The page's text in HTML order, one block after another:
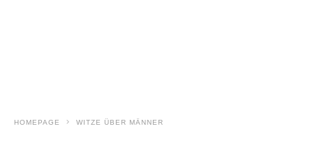
HOMEPAGE WITZE ÜBER MÄNNER